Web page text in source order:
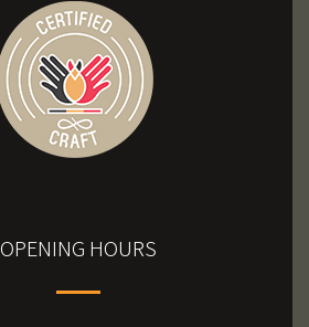
OPENING HOURS